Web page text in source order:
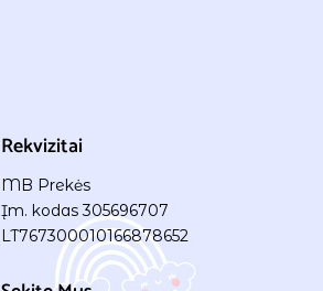
Rekvizitai
MB Prekės
Įm. kodas 305696707
LT767300010166878652